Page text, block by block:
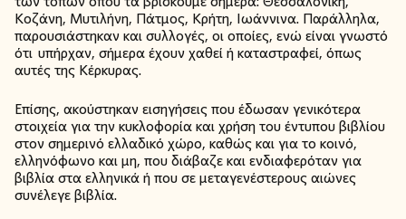
Κοζάνη, Μυτιλήνη, Πάτμος, Κρήτη, Ιωάννινα. Παράλληλα,
παρουσιάστηκαν και συλλογές, οι οποίες, ενώ είναι γνωστό
ότι υπήρχαν, σήμερα έχουν χαθεί ή καταστραφεί, όπως
αυτές της Κέρκυρας.
Επίσης, ακούστηκαν εισηγήσεις που έδωσαν γενικότερα
στοιχεία για την κυκλοφορία και χρήση του έντυπου βιβλίου
στον σημερινό ελλαδικό χώρο, καθώς και για το κοινό,
ελληνόφωνο και μη, που διάβαζε και ενδιαφερόταν για
βιβλία στα ελληνικά ή που σε μεταγενέστερους αιώνες
συνέλεγε βιβλία.